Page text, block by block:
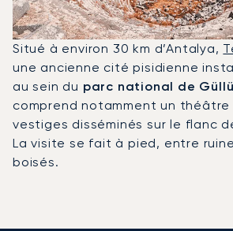
Situé à environ 30 km d’Antalya,
une ancienne cité pisidienne
au sein du parc national de
comprend notamment un
vestiges disséminés sur le flanc
La visite se fait à pied, entre
boisés.